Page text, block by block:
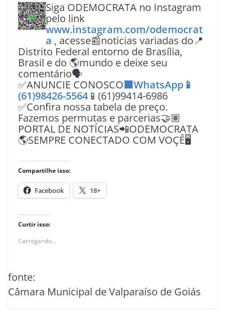
Siga ODEMOCRATA no Instagram
pelo link
www.instagram.com/odemocrat
a , acesse📰noticias variadas do📍
Distrito Federal entorno de Brasília,
Brasil e do 🌎mundo e deixe seu
comentário🗣
✅ANUNCIE CONOSCO🟩WhatsApp📱
(61)98426-5564 📱(61)99414-6986
✅Confira nossa tabela de preço.
Fazemos permutas e parcerias🤝🏽
PORTAL DE NOTÍCIAS📲ODEMOCRATA
🌎SEMPRE CONECTADO COM VOÇÊ🖥️
Compartilhe isso:
Facebook 18+
Curtir isso:
Carregando...
fonte:
Câmara Municipal de Valparaíso de Goiás